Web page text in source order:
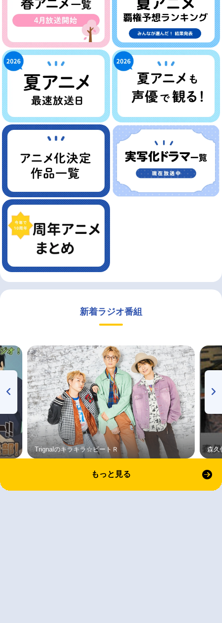
新着ラジオ番組
Trignalのキラキラ☆ビートＲ 森久
もっと見る